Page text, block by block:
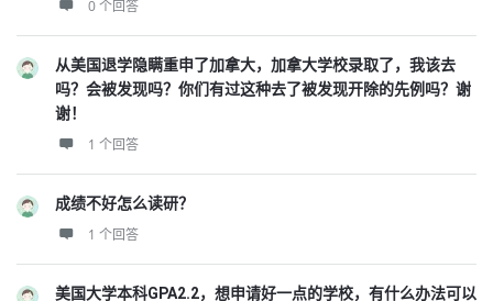
0 个回答
从美国退学隐瞒重申了加拿大，加拿大学校录取了，我该去
吗？会被发现吗？你们有过这种去了被发现开除的先例吗？谢
谢！
1 个回答
成绩不好怎么读研？
1 个回答
美国大学本科GPA2.2，想申请好一点的学校，有什么办法可以